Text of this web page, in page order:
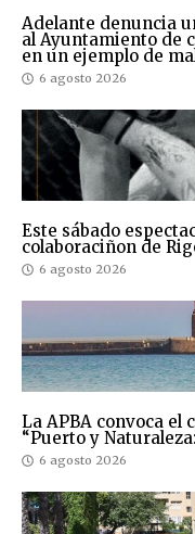
Adelante denuncia
al Ayuntamiento de
en un ejemplo de
6 agosto 2026
Este sábado
colaboraciñon de
6 agosto 2026
La APBA convoca
“Puerto y
6 agosto 2026